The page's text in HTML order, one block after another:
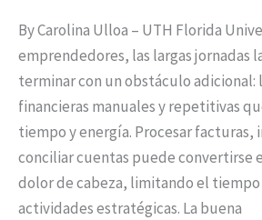
By Carolina Ulloa – UTH Florida
emprendedores, las largas jornadas
terminar con un obstáculo adicional:
financieras manuales y repetitivas
tiempo y energía. Procesar facturas,
conciliar cuentas puede convertirse
dolor de cabeza, limitando el
actividades estratégicas. La buena